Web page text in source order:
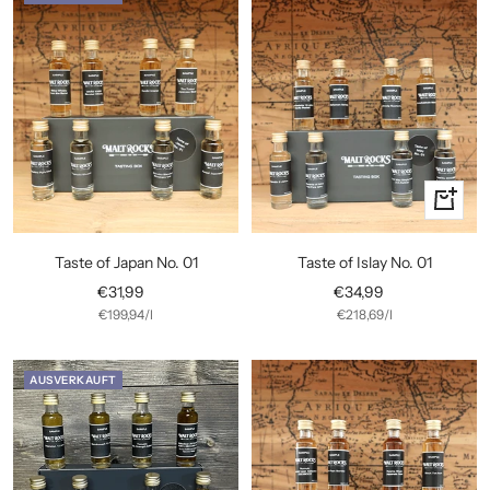
Taste of Japan No. 01
Angebotspreis
€31,99
€199,94/l
In
den
Taste of Islay No. 01
Angebotspreis
€34,99
€218,69/l
AUSVERKAUFT